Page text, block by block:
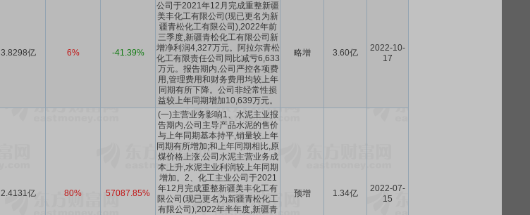
3.8298亿 6% -41.39%
公司于2021年12月完成重整新疆
美丰化工有限公司(现已更名为新
疆青松化工有限公司),2022年前
三季度,新疆青松化工有限公司新
增净利润4,327万元。阿拉尔青松
化工有限责任公司同比减亏6,633
万元。报告期内,公司严控各项费
用,管理费用和财务费用均较上年
同期有所下降。公司非经常性损
益较上年同期增加10,639万元。
略增 3.60亿
2022-10-
17
2.4131亿 80% 57087.85%
(一)主营业务影响1、水泥主业报
告期内,公司主导产品水泥的售价
与上年同期基本持平,销量较上年
同期有所增加;和上年同期相比,原
煤价格上涨,公司水泥主营业务成
本上升,水泥主业利润较上年同期
增加。2、化工主业公司于2021
年12月完成重整新疆美丰化工有
限公司(现已更名为新疆青松化工
有限公司),2022年半年度,新疆青
预增 1.34亿
2022-07-
15